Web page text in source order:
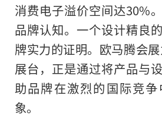
消费电子溢价空间达30%
品牌认知。一个设计精良
牌实力的证明。欧马腾会
展台，正是通过将产品与
助品牌在激烈的国际竞
象。